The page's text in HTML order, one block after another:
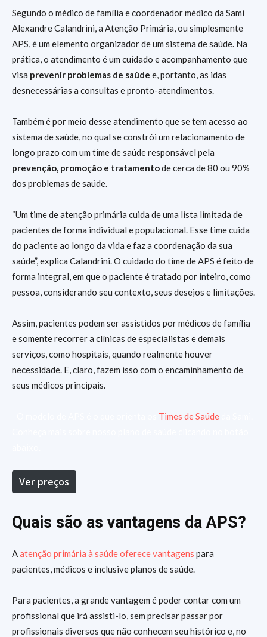
Segundo o médico de família e coordenador médico da Sami
Alexandre Calandrini, a Atenção Primária, ou simplesmente
APS, é um elemento organizador de um sistema de saúde. Na
prática, o atendimento é um cuidado e acompanhamento que
visa prevenir problemas de saúde e, portanto, as idas
desnecessárias a consultas e pronto-atendimentos.
Também é por meio desse atendimento que se tem acesso ao
sistema de saúde, no qual se constrói um relacionamento de
longo prazo com um time de saúde responsável pela
prevenção, promoção e tratamentode cerca de 80 ou 90%
dos problemas de saúde.
“Um time de atenção primária cuida de uma lista limitada de
pacientes de forma individual e populacional. Esse time cuida
do paciente ao longo da vida e faz a coordenação da sua
saúde”, explica Calandrini. O cuidado do time de APS é feito de
forma integral, em que o paciente é tratado por inteiro, como
pessoa, considerando seu contexto, seus desejos e limitações.
Assim, pacientes podem ser assistidos por médicos de família
e somente recorrer a clínicas de especialistas e demais
serviços, como hospitais, quando realmente houver
necessidade. E, claro, fazem isso com o encaminhamento de
seus médicos principais.
Times de Saúde
Ver preços
Quais são as vantagens da APS?
Aatenção primária à saúde oferece vantagens para
pacientes, médicos e inclusive planos de saúde.
Para pacientes, a grande vantagem é poder contar com um
profissional que irá assisti-lo, sem precisar passar por
profissionais diversos que não conhecem seu histórico e, no